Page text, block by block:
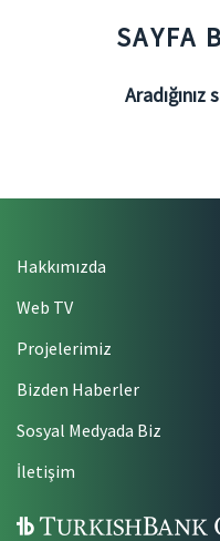
SAYFA
Hakkımızda
Web TV
Projelerimiz
Bizden Haberler
Sosyal Medyada Biz
İletişim